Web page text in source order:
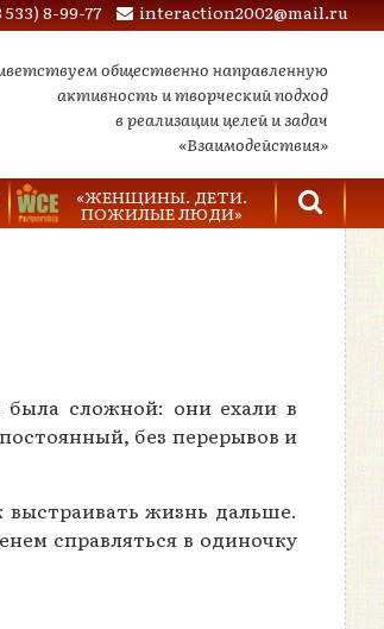
533) 8-99-77 interaction2002@mail.ru
общественно направленную
активность и творческий подход
в реализации целей и задач
«Взаимодействия»
«ЖЕНЩИНЫ. ДЕТИ.
ПОЖИЛЫЕ ЛЮДИ»
сложной: они ехали в
без перерывов и
выстраивать жизнь дальше.
справляться в одиночку